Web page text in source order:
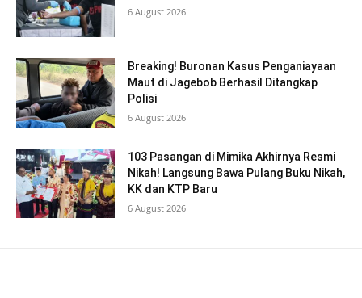
6 August 2026
Breaking! Buronan Kasus Penganiayaan
Maut di Jagebob Berhasil Ditangkap
Polisi
6 August 2026
103 Pasangan di Mimika Akhirnya Resmi
Nikah! Langsung Bawa Pulang Buku Nikah,
KK dan KTP Baru
6 August 2026